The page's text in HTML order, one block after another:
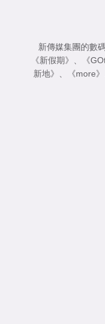
新傳媒集團的數
《新假期》 、 《
新地》 、 《more》